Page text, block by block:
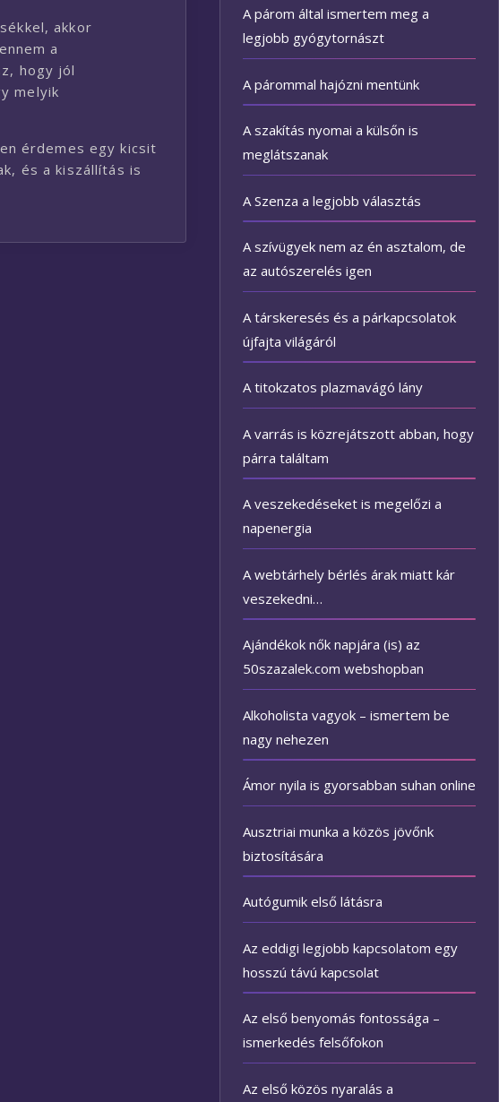
akkor
a
hogy jól
melyik
érdemes egy kicsit
és a kiszállítás is
A párom által ismertem meg a
legjobb gyógytornászt
A párommal hajózni mentünk
A szakítás nyomai a külsőn is
meglátszanak
A Szenza a legjobb választás
A szívügyek nem az én asztalom, de
az autószerelés igen
A társkeresés és a párkapcsolatok
újfajta világáról
A titokzatos plazmavágó lány
A varrás is közrejátszott abban, hogy
párra találtam
A veszekedéseket is megelőzi a
napenergia
A webtárhely bérlés árak miatt kár
veszekedni…
Ajándékok nők napjára (is) az
50szazalek.com webshopban
Alkoholista vagyok – ismertem be
nagy nehezen
Ámor nyila is gyorsabban suhan online
Ausztriai munka a közös jövőnk
biztosítására
Autógumik első látásra
Az eddigi legjobb kapcsolatom egy
hosszú távú kapcsolat
Az első benyomás fontossága –
ismerkedés felsőfokon
Az első közös nyaralás a